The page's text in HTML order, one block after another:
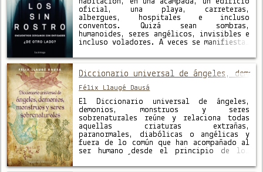
oficial, una playa, carreteras,
albergues, hospitales e incluso
conventos. Quizá sean sombras,
humanoides, seres angélicos, invisibles e
incluso voladores. A veces se manifiestan
llamadas telefónicas; y ante individuos
personal de seguridad, …
Diccionario universal de ángeles,
Félix Llaugé Dausá
El Diccionario universal de ángeles,
demonios, monstruos y seres
sobrenaturales reúne y relaciona todas
aquellas criaturas extrañas,
paranormales, diabólicas o angélicas y
fuera de lo común que han acompañado al
ser humano desde el principio de los
enanos, gnomos, duendes, monstruos,